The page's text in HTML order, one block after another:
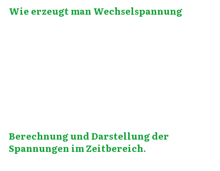
Wie erzeugt man Wechselspannung
Berechnung und Darstellung der
Spannungen im Zeitbereich.